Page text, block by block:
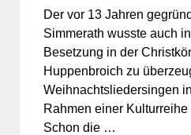
Der vor 13 Jahren
Simmerath wusste auch
Besetzung in der
Huppenbroich zu
Weihnachtsliedersingen
Rahmen einer
Schon die …